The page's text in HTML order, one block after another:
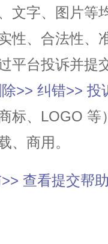
文字、图片等
性、合法性、
平台投诉并提
>> 纠错>> 投
标、LOGO
、商用。
查看提交帮